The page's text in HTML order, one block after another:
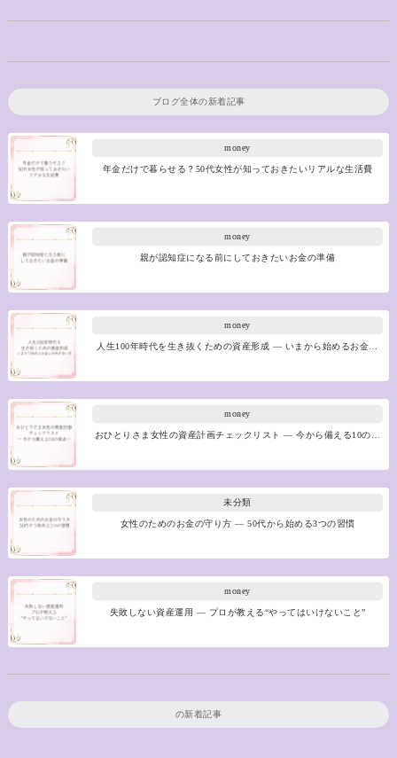
ブログ全体の新着記事
money
年金だけで暮らせる？50代女性が知っておきたいリアルな生活費
money
親が認知症になる前にしておきたいお金の準備
money
人生100年時代を生き抜くための資産形成 ― いまから始めるお金…
money
おひとりさま女性の資産計画チェックリスト ― 今から備える10の…
未分類
女性のためのお金の守り方 ― 50代から始める3つの習慣
money
失敗しない資産運用 ― プロが教える“やってはいけないこと”
の新着記事